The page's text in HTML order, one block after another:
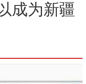
？
成为新疆